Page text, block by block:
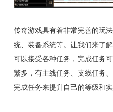
传奇游戏具有着非常完善的玩
统、装备系统等。让我们来了
可以接受各种任务，完成任务
繁多，有主线任务、支线任务
完成任务来提升自己的等级和实